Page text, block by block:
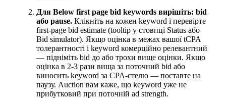
Для Below first page bid keywords вирішіть: bid
або pause. Клікніть на кожен keyword і перевірте
first-page bid estimate (tooltip у стовпці Status або
Bid simulator). Якщо оцінка в межах вашої tCPA
толерантності і keyword комерційно релевантний
— підніміть bid до або трохи вище оцінки. Якщо
оцінка в 2-3 рази вища за поточний bid або
виносить keyword за CPA-стелю — поставте на
паузу. Auction вам каже, що keyword уже не
прибутковий при поточній ad strength.